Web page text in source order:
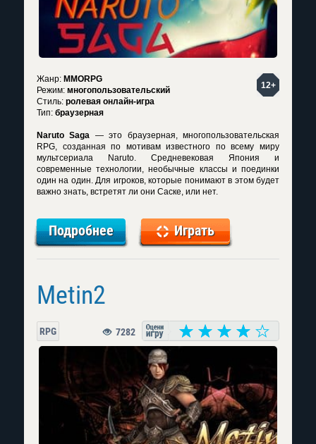
12+
Жанр: MMORPG
Режим: многопользовательский
Стиль: ролевая онлайн-игра
Тип: браузерная
Naruto Saga — это браузерная, многопользовательская
RPG, созданная по мотивам известного по всему миру
мультсериала Naruto. Средневековая Япония и
современные технологии, необычные классы и поединки
один на один. Для игроков, которые понимают в этом будет
важно знать, встретят ли они Саске, или нет.
Подробнее Играть
Metin2
RPG 7282